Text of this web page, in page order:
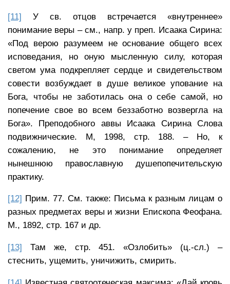
[11] У св. отцов встречается «внутреннее»
понимание веры – см., напр. у преп. Исаака Сирина:
«Под верою разумеем не основание общего всех
исповедания, но оную мысленную силу, которая
светом ума подкрепляет сердце и свидетельством
совести возбуждает в душе великое упование на
Бога, чтобы не заботилась она о себе самой, но
попечение свое во всем беззаботно возвергла на
Бога». Преподобного аввы Исаака Сирина Слова
подвижнические. М, 1998, стр. 188. – Но, к
сожалению, не это понимание определяет
нынешнюю православную душепопечительскую
практику.
[12]
Прим. 77. См. также: Письма к разным лицам о
разных предметах веры и жизни Епископа Феофана.
М., 1892, стр. 167 и др.
[13] Там же, стр. 451. «Озлобить» (ц.-сл.) –
стеснить, ущемить, уничижить, смирить.